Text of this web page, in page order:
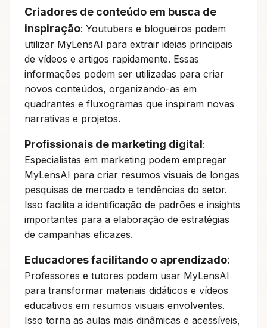
Criadores de conteúdo em busca de
inspiração: Youtubers e blogueiros podem
utilizar MyLensAI para extrair ideias principais
de vídeos e artigos rapidamente. Essas
informações podem ser utilizadas para criar
novos conteúdos, organizando-as em
quadrantes e fluxogramas que inspiram novas
narrativas e projetos.
Profissionais de marketing digital:
Especialistas em marketing podem empregar
MyLensAI para criar resumos visuais de longas
pesquisas de mercado e tendências do setor.
Isso facilita a identificação de padrões e insights
importantes para a elaboração de estratégias
de campanhas eficazes.
Educadores facilitando o aprendizado:
Professores e tutores podem usar MyLensAI
para transformar materiais didáticos e vídeos
educativos em resumos visuais envolventes.
Isso torna as aulas mais dinâmicas e acessíveis,